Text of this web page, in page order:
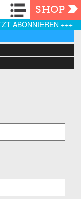
Navigation
SHOP
ABONNIEREN +++